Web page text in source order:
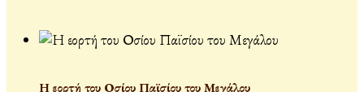
Η εορτή του Οσίου Παϊσίου του Μεγάλου